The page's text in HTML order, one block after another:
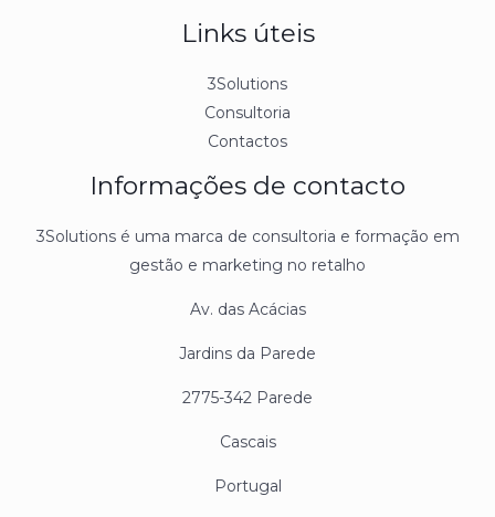
Links úteis
3Solutions
Consultoria
Contactos
Informações de contacto
3Solutions é uma marca de consultoria e formação em
gestão e marketing no retalho
Av. das Acácias
Jardins da Parede
2775-342 Parede
Cascais
Portugal